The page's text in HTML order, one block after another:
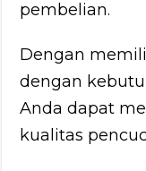
pembelian.
Dengan
dengan
Anda dapat
kualitas